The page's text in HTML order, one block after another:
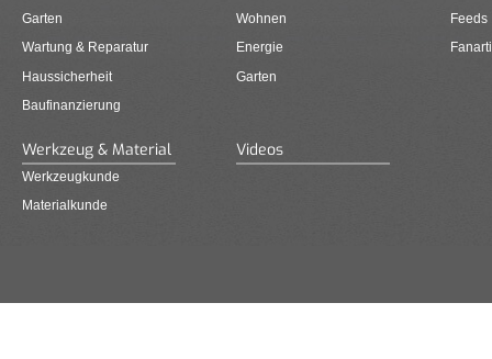
Garten
Wartung & Reparatur
Haussicherheit
Baufinanzierung
Wohnen
Energie
Garten
Feeds
Werkzeug & Material
Werkzeugkunde
Materialkunde
Videos